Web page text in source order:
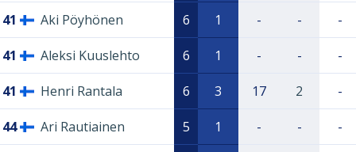
41 Aki Pöyhönen 6 1 - - -
41 Aleksi Kuuslehto 6 1 - - -
41 Henri Rantala 6 3 17 2 -
44 Ari Rautiainen 5 1 - - -